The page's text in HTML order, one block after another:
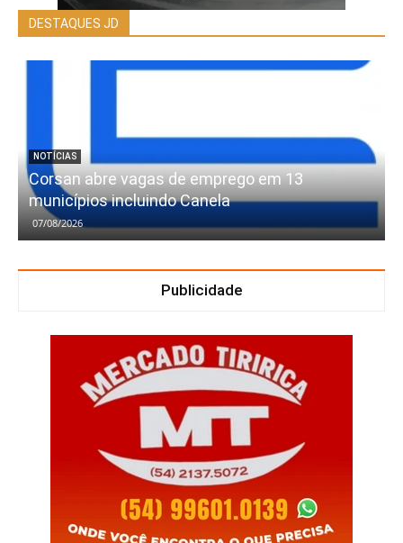
DESTAQUES JD
NOTÍCIAS
Corsan abre vagas de emprego em 13
municípios incluindo Canela
07/08/2026
Publicidade